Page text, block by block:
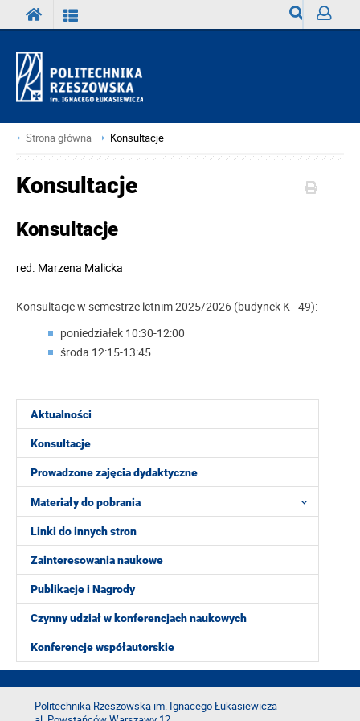
Strona główna Konsultacje
Aktualności
Konsultacje
Prowadzone zajęcia dydaktyczne
Materiały do pobrania
Linki do innych stron
Zainteresowania naukowe
Publikacje i Nagrody
Czynny udział w konferencjach naukowych
Konferencje współautorskie
Konsultacje
Konsultacje
red. Marzena Malicka
Konsultacje w semestrze letnim 2025/2026 (budynek K - 49):
poniedziałek 10:30-12:00
środa 12:15-13:45
Politechnika Rzeszowska im. Ignacego Łukasiewicza